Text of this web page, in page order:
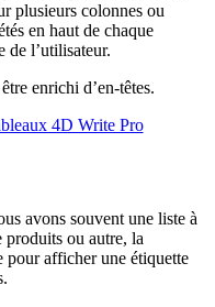
plusieurs colonnes ou
en haut de chaque
de l’utilisateur.
enrichi d’en-têtes.
4D Write Pro
avons souvent une liste à
produits ou autre, la
pour afficher une étiquette